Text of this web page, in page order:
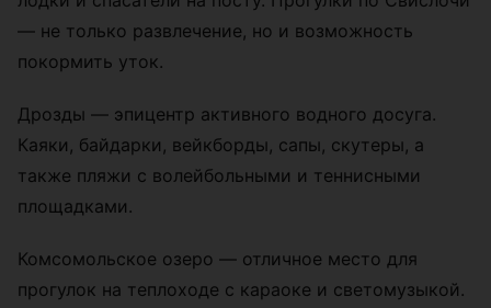
— не только развлечение, но и возможность
покормить уток.
Дрозды — эпицентр активного водного досуга.
Каяки, байдарки, вейкборды, сапы, скутеры, а
также пляжи с волейбольными и теннисными
площадками.
Комсомольское озеро — отличное место для
прогулок на теплоходе с караоке и светомузыкой.